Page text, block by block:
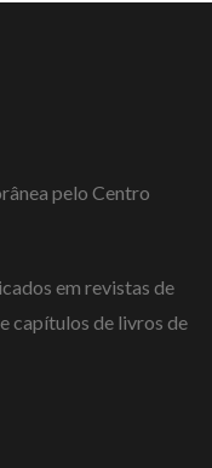
pelo Centro
em revistas de
capítulos de livros de